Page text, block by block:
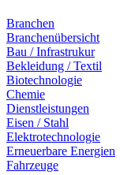
Branchen
Branchenübersicht
Bau / Infrastrukur
Bekleidung / Textil
Biotechnologie
Chemie
Dienstleistungen
Eisen / Stahl
Elektrotechnologie
Erneuerbare Energien
Fahrzeuge